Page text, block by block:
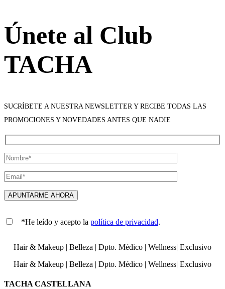
Únete al Club
TACHA
SUCRÍBETE A NUESTRA NEWSLETTER Y RECIBE TODAS LAS
PROMOCIONES Y NOVEDADES ANTES QUE NADIE
*He leído y acepto la política de privacidad.
Hair & Makeup | Belleza | Dpto. Médico | Wellness| Exclusivo
Hair & Makeup | Belleza | Dpto. Médico | Wellness| Exclusivo
TACHA CASTELLANA